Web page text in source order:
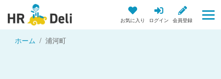
お気に入り ログイン 会員登録
ホーム 浦河町